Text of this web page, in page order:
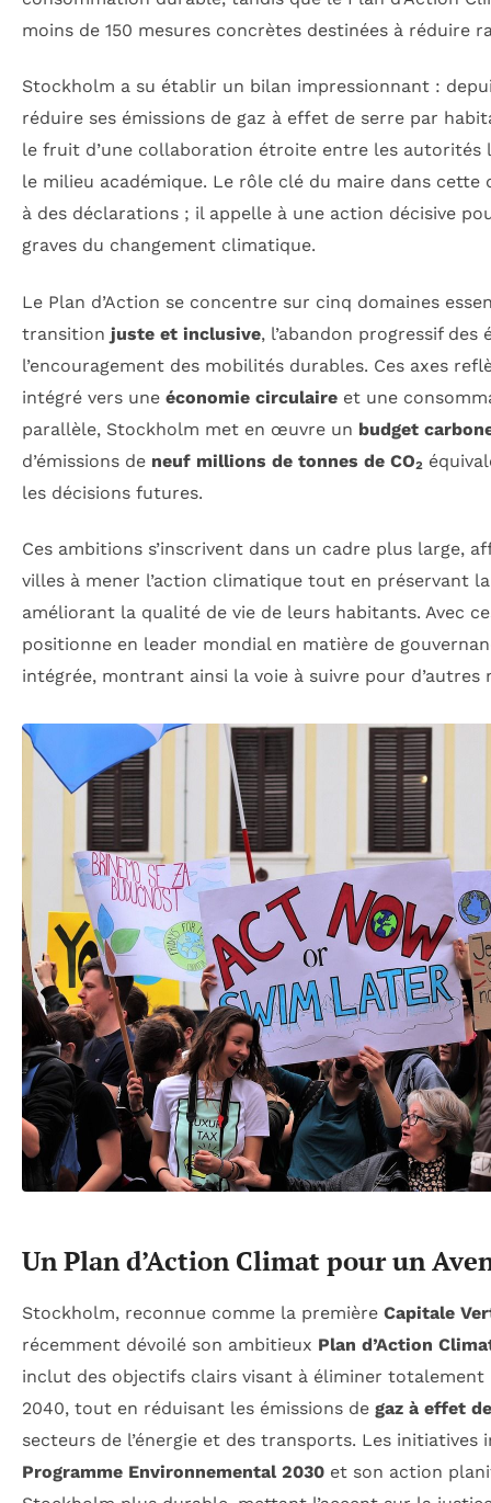
moins de 150 mesures concrètes destinées à réduire
Stockholm a su établir un bilan impressionnant :
réduire ses émissions de gaz à effet de serre par
le fruit d’une collaboration étroite entre les autorités
le milieu académique. Le rôle clé du maire dans cette
à des déclarations ; il appelle à une action décisive
graves du changement climatique.
Le Plan d’Action se concentre sur cinq domaines
transition juste et inclusive, l’abandon progressif des
l’encouragement des mobilités durables. Ces axes
intégré vers une économie circulaire et une
parallèle, Stockholm met en œuvre un budget
d’émissions de neuf millions de tonnes de CO₂
les décisions futures.
Ces ambitions s’inscrivent dans un cadre plus large,
villes à mener l’action climatique tout en préservant
améliorant la qualité de vie de leurs habitants. Avec
positionne en leader mondial en matière de
intégrée, montrant ainsi la voie à suivre pour d’autres
Un Plan d’Action Climat pour un
Stockholm, reconnue comme la première Capitale
récemment dévoilé son ambitieux Plan d’Action
inclut des objectifs clairs visant à éliminer totalement
2040, tout en réduisant les émissions de gaz à effet
secteurs de l’énergie et des transports. Les initiatives
Programme Environnemental 2030 et son action